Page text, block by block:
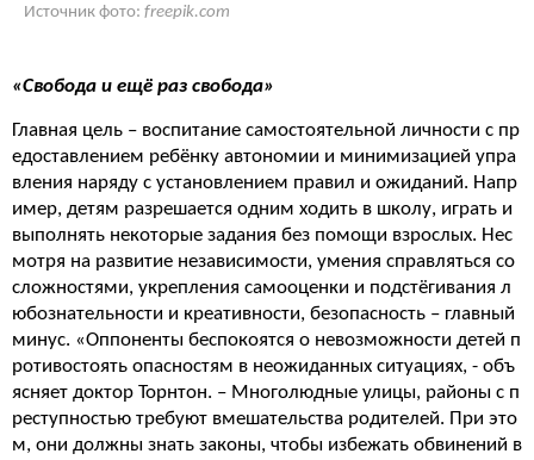
Источник фото: freepik.com
«Свобода и ещё раз свобода»
Главная цель – воспитание самостоятельной личности с пр
едоставлением ребёнку автономии и минимизацией упра
вления наряду с установлением правил и ожиданий. Напр
имер, детям разрешается одним ходить в школу, играть и
выполнять некоторые задания без помощи взрослых. Нес
мотря на развитие независимости, умения справляться со
сложностями, укрепления самооценки и подстёгивания л
юбознательности и креативности, безопасность – главный
минус. «Оппоненты беспокоятся о невозможности детей п
ротивостоять опасностям в неожиданных ситуациях, - объ
ясняет доктор Торнтон. – Многолюдные улицы, районы с п
реступностью требуют вмешательства родителей. При это
м, они должны знать законы, чтобы избежать обвинений в